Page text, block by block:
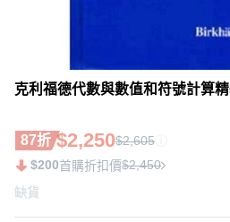
克利福德代數與數值和符號計算
87折 $2,250$2,605
$200首購折扣價$2,450
缺貨